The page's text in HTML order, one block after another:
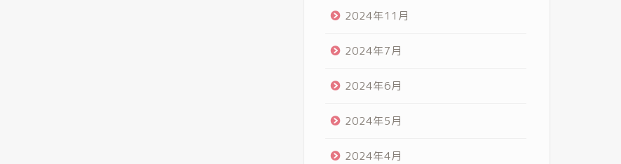
2024年11月
2024年7月
2024年6月
2024年5月
2024年4月